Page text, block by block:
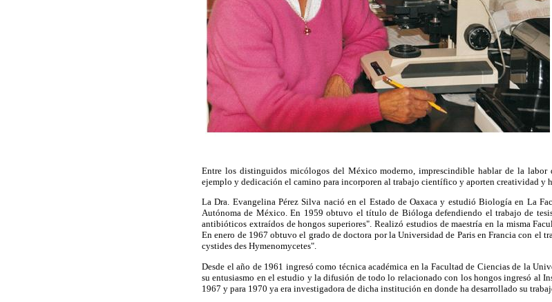
Entre los distinguidos micólogos del México moderno, imprescindible hablar de la labor
ejemplo y dedicación el camino para incorporen al trabajo científico y aporten creatividad y
La Dra. Evangelina Pérez Silva nació en el Estado de Oaxaca y estudió Biología en La
Autónoma de México. En 1959 obtuvo el título de Bióloga defendiendo el trabajo de
antibióticos extraídos de hongos superiores". Realizó estudios de maestría en la misma
En enero de 1967 obtuvo el grado de doctora por la Universidad de Paris en Francia con el
cystides des Hymenomycetes".
Desde el año de 1961 ingresó como técnica académica en la Facultad de Ciencias de la
su entusiasmo en el estudio y la difusión de todo lo relacionado con los hongos ingresó al
1967 y para 1970 ya era investigadora de dicha institución en donde ha desarrollado su